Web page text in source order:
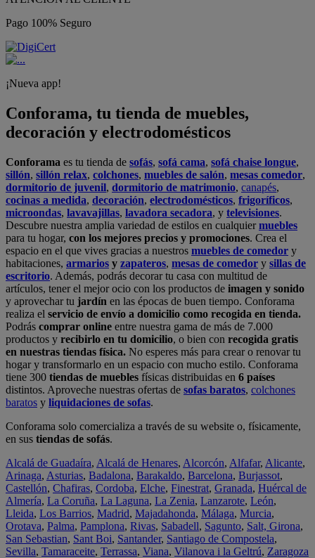
Pago 100% Seguro
¡Nueva app!
Conforama, tu tienda de muebles,
decoración y electrodomésticos
Conforama es tu tienda de sofás, sofá cama, sofá chaise longue,
sillón, sillón relax, colchones, muebles de salón, mesas comedor,
dormitorio de juvenil, dormitorio de matrimonio, canapés,
cocinas a medida, decoración, electrodomésticos, frigoríficos,
microondas, lavavajillas, lavadora secadora, y televisiones.
Descubre nuestra amplia variedad de estilos en cualquiermuebles
para tu hogar, con los mejores precios y promociones. Crea el
espacio en el que vives gracias a nuestros muebles de comedor y
habitaciones, armarios y zapateros, mesas de comedor y sillas de
escritorio. Además, podrás decorar tu casa con multitud de
artículos, tener el mejor ocio con los productos de imagen y sonido
y aprovechar tu jardín en las épocas de buen tiempo. Conforama
realiza el servicio de envío a domicilio como recogida en tienda.
Podrás comprar online entre nuestra gama de más de 7.000
productos y recibirlo en tu domicilio, o bien con recogida gratis
en nuestras tiendas física. No esperes más para crear o renovar tu
hogar y transformarlo en un espacio con mucho estilo. Conforama
tiene 300 tiendas de muebles físicas distribuidas en 6 países
distintos. Aproveche nuestras ofertas de sofas baratos, colchones
baratos y liquidaciones de sofas.
Conforama solo comercializa a través de su website o, físicamente,
en sus tiendas de sofás.
Alcalá de Guadaíra, Alcalá de Henares, Alcorcón, Alfafar, Alicante,
Arinaga, Asturias, Badalona, Barakaldo, Barcelona, Burjassot,
Castellón, Chafiras, Cordoba, Elche, Finestrat, Granada, Huércal de
Almería, La Coruña, La Laguna, La Zenia, Lanzarote, León,
Lleida, Los Barrios, Madrid, Majadahonda, Málaga, Murcia,
Orotava, Palma, Pamplona, Rivas, Sabadell, Sagunto, Salt, Girona,
San Sebastian, Sant Boi, Santander, Santiago de Compostela,
Sevilla, Tamaraceite, Terrassa, Viana, Vilanova i la Geltrú, Zaragoza